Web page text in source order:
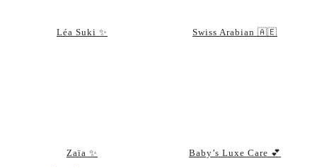
Léa Suki ✨ Swiss Arabian 🇦🇪
Zaïa ✨ Baby’s Luxe Care 💕